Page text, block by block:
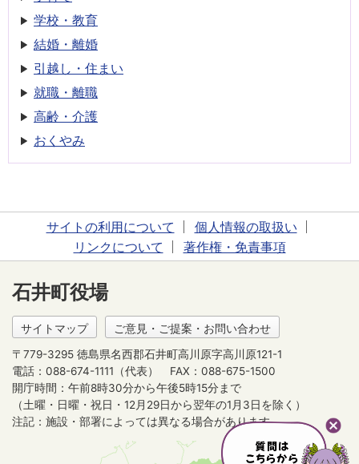
学校・教育
結婚・離婚
引越し・住まい
就職・離職
高齢・介護
おくやみ
サイトの利用について
個人情報の取扱い
リンクについて
著作権・免責事項
石井町役場
サイトマップ ご意見・ご提案・お問い合わせ
〒779-3295 徳島県名西郡石井町高川原字高川原121-1
電話：088-674-1111（代表）
FAX：088-675-1500
開庁時間：午前8時30分から午後5時15分まで
（土曜・日曜・祝日・12月29日から翌年の1月3日を除く）
注記：施設・部署によっては異なる場合があります。